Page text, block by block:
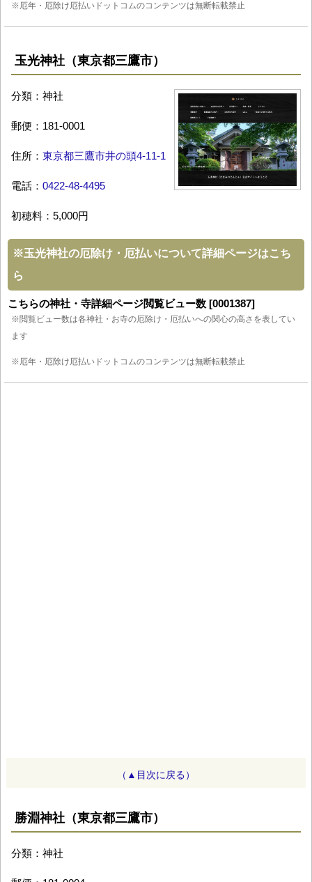
※厄年・厄除け厄払いドットコムのコンテンツは無断転載禁止
玉光神社（東京都三鷹市）
分類：神社
郵便：181-0001
住所： 東京都三鷹市井の頭4-11-1
電話： 0422-48-4495
初穂料：5,000円
※玉光神社の厄除け・厄払いについて詳細ページはこち
ら
こちらの神社・寺詳細ページ閲覧ビュー数 [0001387]
※閲覧ビュー数は各神社・お寺の厄除け・厄払いへの関心の高さを表してい
ます
※厄年・厄除け厄払いドットコムのコンテンツは無断転載禁止
（▲目次に戻る）
勝淵神社（東京都三鷹市）
分類：神社